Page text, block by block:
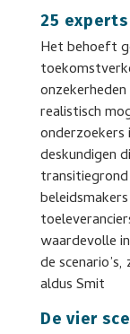
25
Het behoeft
realistisch
onderzoekers
deskundigen
waardevolle
de
aldus Smit
De vier